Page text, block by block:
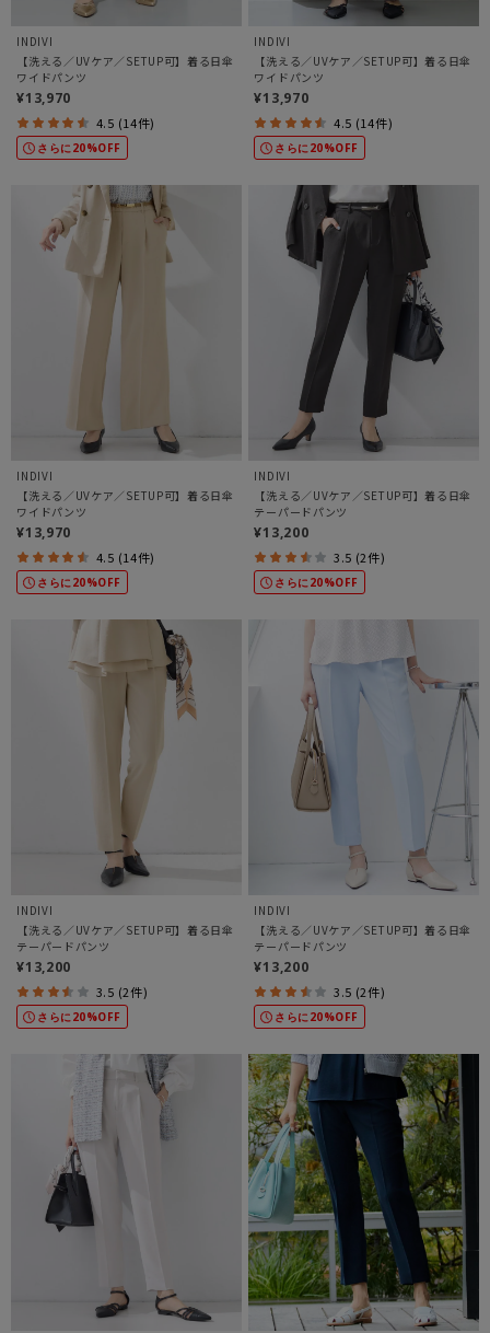
INDIVI
【洗える／UVケア／SETUP可】着る日傘
ワイドパンツ
¥13,970
4.5 (14件)
さらに20%OFF
INDIVI
【洗える／UVケア／SETUP可】着る日傘
ワイドパンツ
¥13,970
4.5 (14件)
さらに20%OFF
INDIVI
【洗える／UVケア／SETUP可】着る日傘
ワイドパンツ
¥13,970
4.5 (14件)
さらに20%OFF
INDIVI
【洗える／UVケア／SETUP可】着る日傘
テーパードパンツ
¥13,200
3.5 (2件)
さらに20%OFF
INDIVI
【洗える／UVケア／SETUP可】着る日傘
テーパードパンツ
¥13,200
3.5 (2件)
さらに20%OFF
INDIVI
【洗える／UVケア／SETUP可】着る日傘
テーパードパンツ
¥13,200
3.5 (2件)
さらに20%OFF